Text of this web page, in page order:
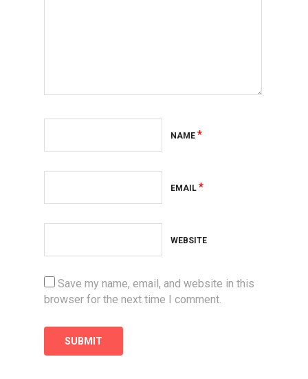
NAME *
EMAIL *
WEBSITE
Save my name, email, and website in this
browser for the next time I comment.